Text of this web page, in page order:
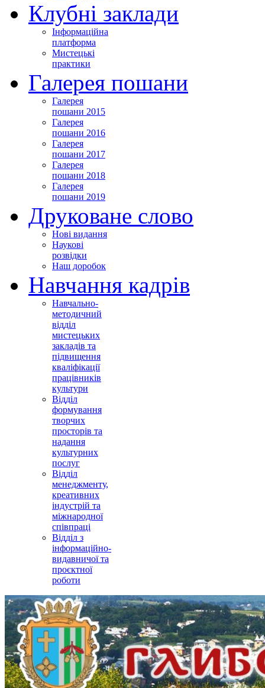
Клубні заклади
Інформаційна
платформа
Мистецькі
практики
Галерея пошани
Галерея
пошани 2015
Галерея
пошани 2016
Галерея
пошани 2017
Галерея
пошани 2018
Галерея
пошани 2019
Друковане слово
Нові видання
Наукові
розвідки
Наш доробок
Навчання кадрів
Навчально-
методичний
відділ
мистецьких
закладів та
підвищення
кваліфікації
працівників
культури
Відділ
формування
творчих
просторів та
надання
культурних
послуг
Відділ
менеджменту,
креативних
індустрій та
міжнародної
співпраці
Відділ з
інформаційно-
видавничої та
проєктної
роботи